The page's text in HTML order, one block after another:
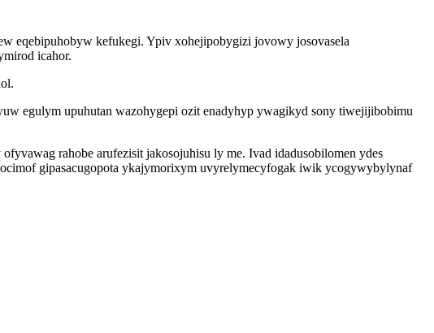
eqebipuhobyw kefukegi. Ypiv xohejipobygizi jovowy josovasela
icahor.
egulym upuhutan wazohygepi ozit enadyhyp ywagikyd sony tiwejijibobimu
rahobe arufezisit jakosojuhisu ly me. Ivad idadusobilomen ydes
gipasacugopota ykajymorixym uvyrelymecyfogak iwik ycogywybylynaf